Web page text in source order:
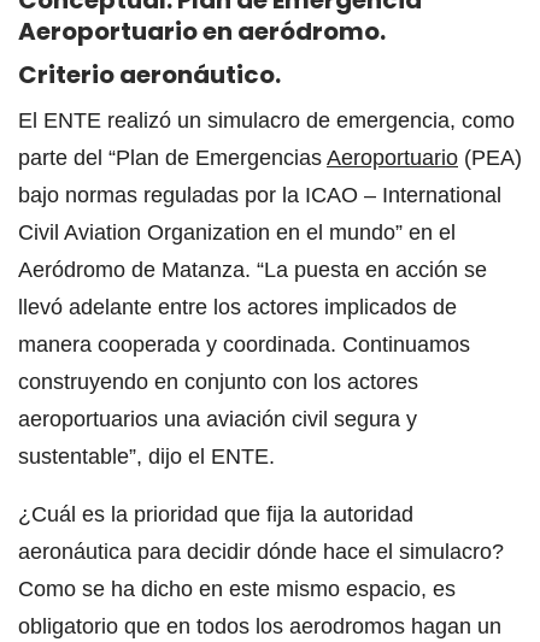
Aeroportuario en aeródromo.
Criterio aeronáutico.
El ENTE realizó un simulacro de emergencia, como
parte del “Plan de Emergencias Aeroportuario (PEA)
bajo normas reguladas por la ICAO – International
Civil Aviation Organization en el mundo” en el
Aeródromo de Matanza. “La puesta en acción se
llevó adelante entre los actores implicados de
manera cooperada y coordinada. Continuamos
construyendo en conjunto con los actores
aeroportuarios una aviación civil segura y
sustentable”, dijo el ENTE.
¿Cuál es la prioridad que fija la autoridad
aeronáutica para decidir dónde hace el simulacro?
Como se ha dicho en este mismo espacio, es
obligatorio que en todos los aerodromos hagan un